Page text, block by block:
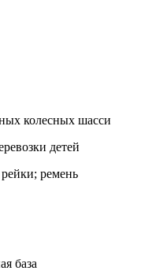
колесных шасси
детей
ремень
база